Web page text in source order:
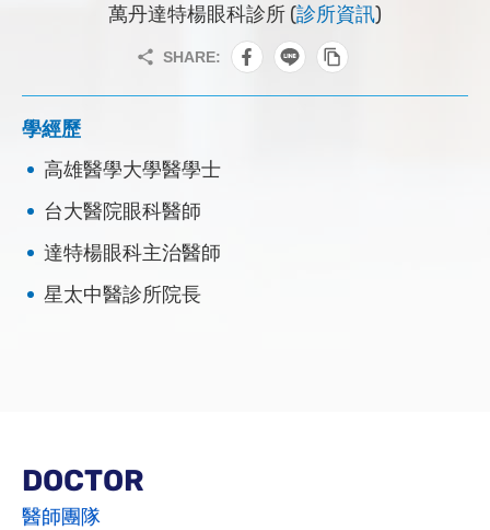
萬丹達特楊眼科診所 (診所資訊)
學經歷
高雄醫學大學醫學士
台大醫院眼科醫師
達特楊眼科主治醫師
星太中醫診所院長
DOCTOR
醫師團隊